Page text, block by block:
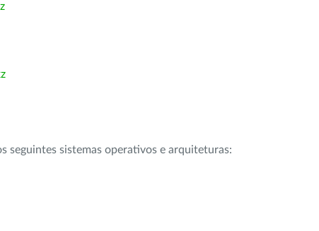
seguintes sistemas operativos e arquiteturas: